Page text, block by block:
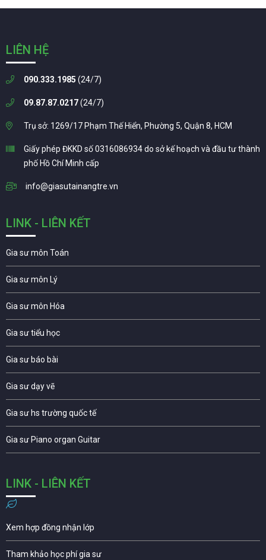
LIÊN HỆ
090.333.1985 (24/7)
09.87.87.0217(24/7)
Trụ sở: 1269/17 Phạm Thế Hiển, Phường 5, Quận 8, HCM
Giấy phép ĐKKD số 0316086934 do sở kế hoạch và đầu tư thành
phố Hồ Chí Minh cấp
info@giasutainangtre.vn
LINK - LIÊN KẾT
Gia sư môn Toán
Gia sư môn Lý
Gia sư môn Hóa
Gia sư tiểu học
Gia sư báo bài
Gia sư dạy vẽ
Gia sư hs trường quốc tế
Gia sư Piano organ Guitar
LINK - LIÊN KẾT
Xem hợp đồng nhận lớp
Tham khảo học phí gia sư